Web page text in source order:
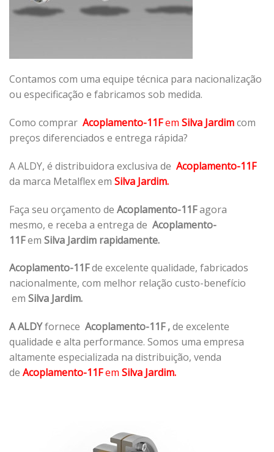
Contamos com uma equipe técnica para nacionalização
ou especificação e fabricamos sob medida.
Como comprar Acoplamento-11Fem Silva Jardimcom
preços diferenciados e entrega rápida?
A ALDY, é distribuidora exclusiva de Acoplamento-11F
da marca Metalflex em Silva Jardim.
Faça seu orçamento de Acoplamento-11Fagora
mesmo, e receba a entrega de Acoplamento-
11Fem Silva Jardim rapidamente.
Acoplamento-11Fde excelente qualidade, fabricados
nacionalmente, com melhor relação custo-benefício
em Silva Jardim.
A ALDYfornece Acoplamento-11F ,de excelente
qualidade e alta performance. Somos uma empresa
altamente especializada na distribuição, venda
de Acoplamento-11Fem Silva Jardim.